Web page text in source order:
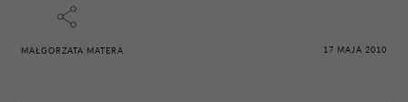
MAŁGORZATA MATERA 17 MAJA 2010